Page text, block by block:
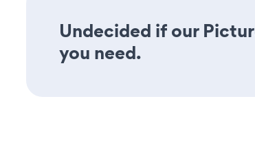
Undecided if our
you need.